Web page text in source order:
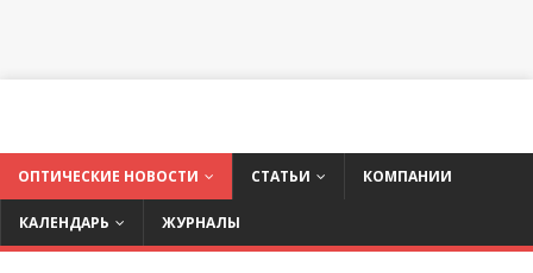
ОПТИЧЕСКИЕ НОВОСТИ СТАТЬИ КОМПАНИИ
КАЛЕНДАРЬ ЖУРНАЛЫ